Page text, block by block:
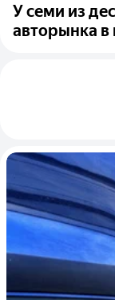
У семи из
авторынка в